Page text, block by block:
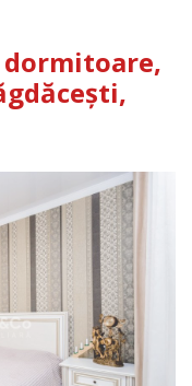
dormitoare,